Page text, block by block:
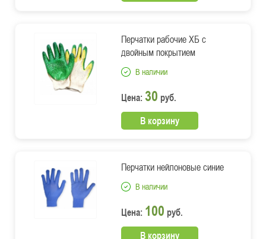
Перчатки рабочие ХБ с
двойным покрытием
В наличии
Цена: 30 руб.
В корзину
Перчатки нейлоновые синие
В наличии
Цена: 100 руб.
В корзину